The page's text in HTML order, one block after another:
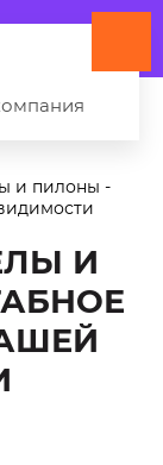
и пилоны -
И